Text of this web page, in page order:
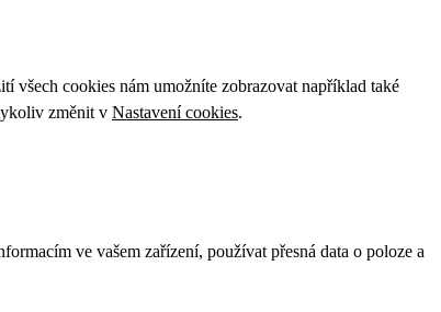
všech cookies nám umožníte zobrazovat například také
změnit v Nastavení cookies.
ve vašem zařízení, používat přesná data o poloze a